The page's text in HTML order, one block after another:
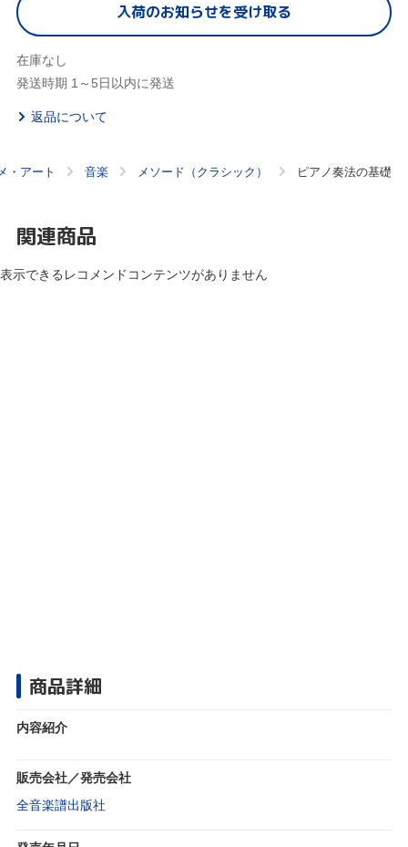
入荷のお知らせを受け取る
在庫なし
発送時期 1～5日以内に発送
返品について
・アート 音楽 メソード（クラシック） ピアノ奏法の基礎
関連商品
表示できるレコメンドコンテンツがありません
商品詳細
内容紹介
販売会社／発売会社
全音楽譜出版社